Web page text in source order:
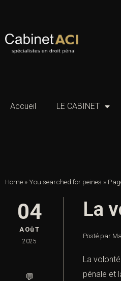
Accueil LE CABINET
Home »You searched for peines »
04
AOûT
2025
💬
La
Posté par
La
pénale et